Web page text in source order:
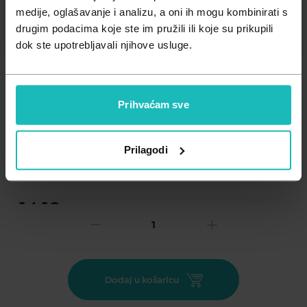
medije, oglašavanje i analizu, a oni ih mogu kombinirati s
drugim podacima koje ste im pružili ili koje su prikupili
dok ste upotrebljavali njihove usluge.
Prihvaćam sve
Prilagodi
Zdravlje muškarca
Zdravlje žene
Minerali
Probiotici i prebiotici
Važna obavijest prema Zakonu o zaštiti potrošača..
14,18
Novi Accu-Chek Instant olakšava život s dijabetesom. Accu-
Chek Instant je brz, jednostavan, pouzdan i uvijek nadohvat
Dodaj u košaricu